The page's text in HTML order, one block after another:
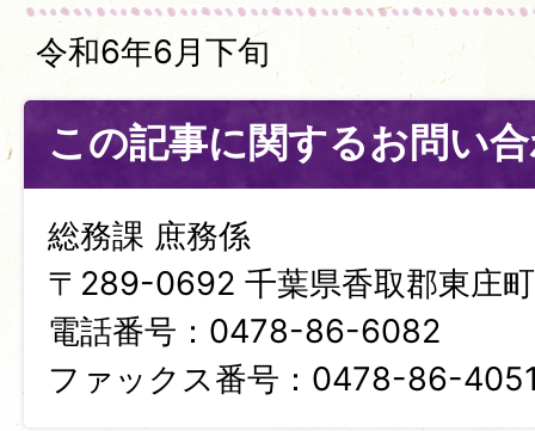
令和6年6月下旬
この記事に関するお問い
総務課 庶務係
〒289-0692 千葉県香取郡東庄
電話番号：0478-86-6082
ファックス番号：0478-86-